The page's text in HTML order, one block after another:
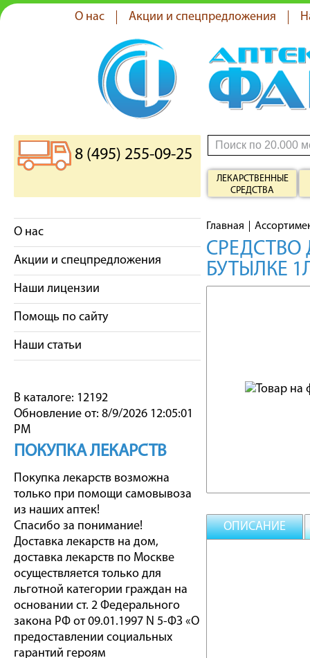
О нас Акции и спецпредложения
8 (495) 255-09-25
ЛЕКАРСТВЕННЫЕ
СРЕДСТВА
О нас
Акции и спецпредложения
Наши лицензии
Помощь по сайту
Наши статьи
В каталоге: 12192
Обновление от: 8/9/2026 12:05:01
PM
ПОКУПКА ЛЕКАРСТВ
Покупка лекарств возможна
только при помощи самовывоза
из наших аптек!
Спасибо за понимание!
Доставка лекарств на дом,
доставка лекарств по Москве
осуществляется только для
льготной категории граждан на
основании ст. 2 Федерального
закона РФ от 09.01.1997 N 5-ФЗ «О
предоставлении социальных
гарантий героям
Главная
СРЕДСТВО
БУТЫЛКЕ
ОПИСАНИЕ